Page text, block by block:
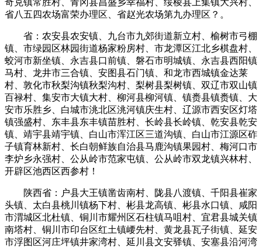
奇克镇常胜村、青冈县昌盛乡幸福村、绥棱县上集镇大兴村、
省八五四农场富荣办理区、省赵光农场第九办理区？。
省：农安县农安镇、九台市九郊街道新立村、榆树市弓棚
镇、市绿园区林园街道杨家粉房村、市龙潭区江北乡棋盘村、
蛟河市新坐镇、永吉县口前镇、磐石市明城镇、永吉县西阳镇
马村、龙井市三合镇、安图县石门镇、和龙市西城镇金达莱
村、敦化市秋梨沟镇秋梨沟村、梨树县梨树镇、双辽市双山镇
百禄村、集安市大镇大村、柳河县柳河镇、镇赉县镇赉镇、大
安市乐胜乡、白城市洮北区洮河镇庆生村、辽源市西安区灯塔
镇强盛村、东丰县东丰镇苗胜村、长岭县长岭镇、乾安县乾安
镇、靖宇县靖宇镇、白山市浑江区三道沟镇、白山市江源区砟
子镇育林新村、长白朝鲜族自治县马鹿沟镇果园村、梅河口市
李炉乡永强村、公从岭市范家屯镇、公从岭市双龙镇兴林村、
开辟区池西区西参村！
陕西省：户县大王镇凿齿南村、陇县八渡镇、千阳县崔家
头镇、太白县桃川镇杨下村、彬县龙高镇、彬县水口镇、咸阳
市渭城区北杜镇、铜川市耀州区石柱镇马咀村、宜君县城关镇
南塔村、铜川市印台区红土镇崾先村、黄龙县瓦子街镇、延安
市浮图区河庄坪镇井家湾村、延川县文安驿镇、安塞县沿河湾